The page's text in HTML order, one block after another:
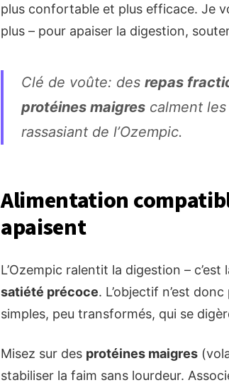
plus confortable et plus efficace. Je
plus – pour apaiser la digestion,
Clé de voûte: des repas
protéines maigres calment
rassasiant de l’Ozempic.
Alimentation
apaisent
L’Ozempic ralentit la digestion – c’est
satiété précoce. L’objectif n’est
simples, peu transformés, qui se
Misez sur des protéines maigres
stabiliser la faim sans lourdeur.